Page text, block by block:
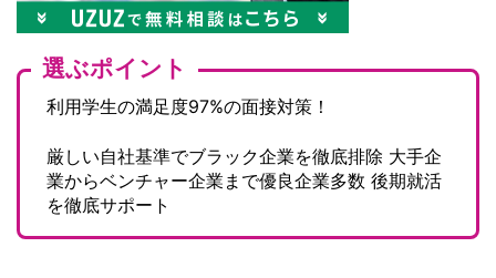
選ぶポイント
利用学生の満足度97%の面接対策！
厳しい自社基準でブラック企業を徹底排除 大手企
業からベンチャー企業まで優良企業多数 後期就活
を徹底サポート